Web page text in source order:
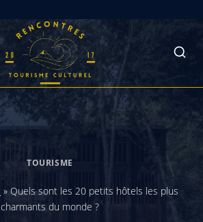
TOURISME
»Quels sont les 20 petits hôtels les plus
charmants du monde ?